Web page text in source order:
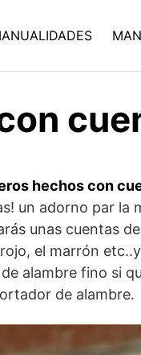
hechos con
un adorno par la
unas cuentas
el marrón
alambre fino si
de alambre.